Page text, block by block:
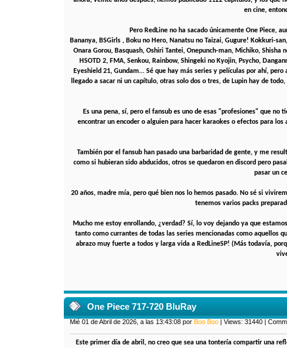
en cine,
Pero RedLine no ha sacado únicamente One Piece,
Bananya, BSGirls , Boku no Hero, Nanatsu no Taizai, Gugure! Kokkuri-
Onara Gorou, Basquash, Oshiri Tantei, Onepunch-man, Michiko,
HSOTD 2, FMA, Senkou, Rainbow, Shingeki no Kyojin, Psycho,
Eyeshield 21, Gundam... Sé que hay más series y películas por ahí,
llegado a sacar ni un capítulo, otras solo dos o tres, de Lupin hay de
Es una pena, sí, pero el fansub es uno de esas "profesiones" que
encontrar un encoder o alguien para hacer karaokes o efectos para
También por el fansub han pasado una barbaridad de gente, y me
como si hubieran sido abducidos, otros se quedaron en discord pero
pasar un
20 años, madre mía, pero qué bien nos lo hemos pasado. No sé si
tenemos varios packs
Mucho me estoy enrollando, ¿verdad? Sí, lo voy dejando ya que
tanto como currantes de todas las series mencionadas como aquellos
abrazo muy fuerte a todos y larga vida a RedLineSP! (Más todavía,
One Piece 717-720 BluRay
Mié 01 de Abril de 2026, a las 13:43:08 por Boo Boo| Views: 31440 |
Este primer día de abril, no creo que sea una tontería compartir una